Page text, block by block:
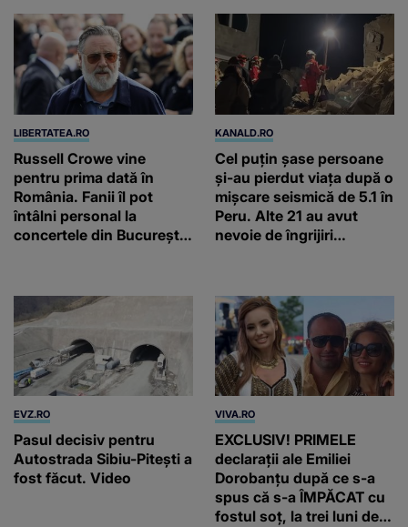
LIBERTATEA.RO
Russell Crowe vine
pentru prima dată în
România. Fanii îl pot
întâlni personal la
concertele din București
KANALD.RO
Cel puțin șase persoane
și-au pierdut viața după o
mișcare seismică de 5.1 în
Peru. Alte 21 au avut
nevoie de îngrijiri
EVZ.RO
Pasul decisiv pentru
Autostrada Sibiu-Piteşti a
fost făcut. Video
VIVA.RO
EXCLUSIV! PRIMELE
declarații ale Emiliei
Dorobanțu după ce s-a
spus că s-a ÎMPĂCAT cu
fostul soț, la trei luni de